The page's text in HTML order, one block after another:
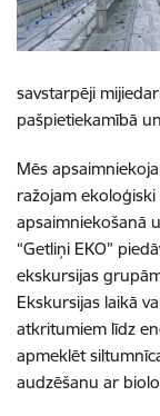
savstarpēji
pašpietiekamībā
Mēs
ražojam
apsaimniekošanā
“Getliņi EKO”
ekskursijas
Ekskursijas laikā
atkritumiem līdz
apmeklēt
audzēšanu ar